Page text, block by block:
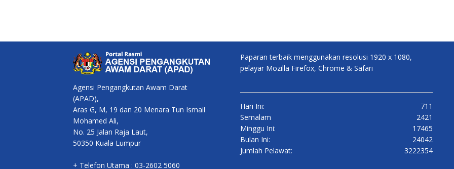
Agensi Pengangkutan Awam Darat
(APAD),
Aras G, M, 19 dan 20 Menara Tun Ismail
Mohamed Ali,
No. 25 Jalan Raja Laut,
50350 Kuala Lumpur
+ Telefon Utama : 03-2602 5060
Paparan terbaik menggunakan resolusi 1920 x 1080,
pelayar Mozilla Firefox, Chrome & Safari
Hari Ini:
711
Semalam
2421
Minggu Ini:
17465
Bulan Ini:
24042
Jumlah Pelawat:
3222354